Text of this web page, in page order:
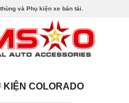
và Phụ kiện xe bán tải.
KIỆN COLORADO